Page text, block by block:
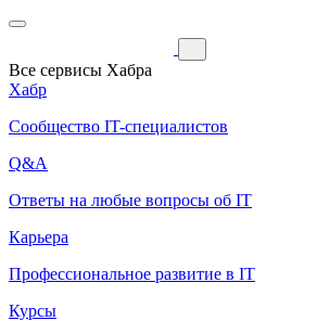
Все сервисы Хабра
Хабр
Сообщество IT-специалистов
Q&A
Ответы на любые вопросы об IT
Карьера
Профессиональное развитие в IT
Курсы